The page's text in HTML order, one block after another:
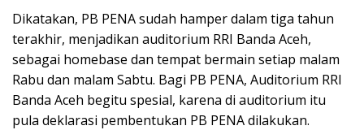
Dikatakan, PB PENA sudah hamper dalam tiga tahun
terakhir, menjadikan auditorium RRI Banda Aceh,
sebagai homebase dan tempat bermain setiap malam
Rabu dan malam Sabtu. Bagi PB PENA, Auditorium RRI
Banda Aceh begitu spesial, karena di auditorium itu
pula deklarasi pembentukan PB PENA dilakukan.